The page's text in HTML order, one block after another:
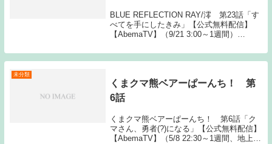
BLUE REFLECTION RAY/澪 第23話「す
べてを手にしたきみ」【公式無料配信】
【AbemaTV】（9/21 3:00～1週間）
配信】【U-NEXT】 【Hulu】 【Abem...
未分類
くまクマ熊ベアーぱーんち！ 第
6話
くまクマ熊ベアーぱーんち！ 第6話「ク
マさん、勇者(?)になる」【公式無料配信】
【AbemaTV】（5/8 22:30～1週間、地上波